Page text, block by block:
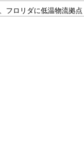
フロリダに低温物流拠点